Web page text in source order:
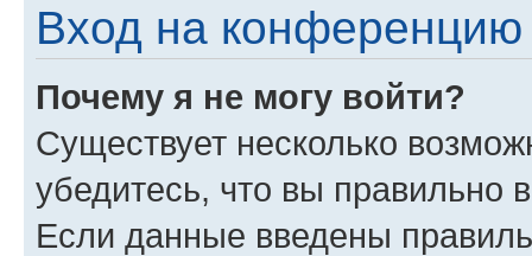
Вход на конференцию
Почему я не могу войти?
Существует несколько
убедитесь, что вы правильно
Если данные введены